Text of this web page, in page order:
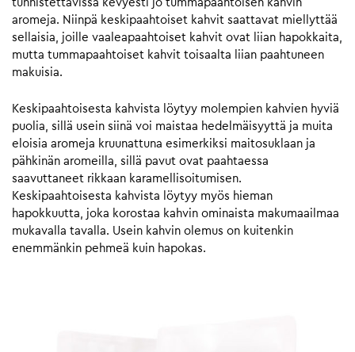
tunnistettavissa kevyesti jo tummapaahtoisen kahvin
aromeja. Niinpä keskipaahtoiset kahvit saattavat miellyttää
sellaisia, joille vaaleapaahtoiset kahvit ovat liian hapokkaita,
mutta tummapaahtoiset kahvit toisaalta liian paahtuneen
makuisia.
Keskipaahtoisesta kahvista löytyy molempien kahvien hyviä
puolia, sillä usein siinä voi maistaa hedelmäisyyttä ja muita
eloisia aromeja kruunattuna esimerkiksi maitosuklaan ja
pähkinän aromeilla, sillä pavut ovat paahtaessa
saavuttaneet rikkaan karamellisoitumisen.
Keskipaahtoisesta kahvista löytyy myös hieman
hapokkuutta, joka korostaa kahvin ominaista makumaailmaa
mukavalla tavalla. Usein kahvin olemus on kuitenkin
enemmänkin pehmeä kuin hapokas.